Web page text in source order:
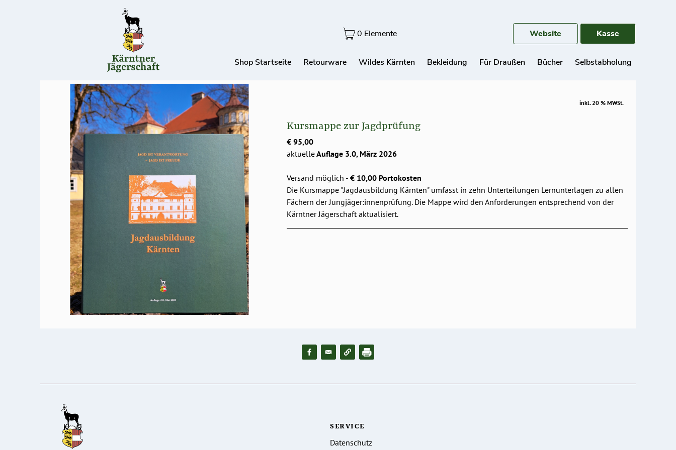
0 Elemente Website Kasse
Shop Startseite Retourware Wildes Kärnten Bekleidung Für Draußen Bücher Selbstabholung
inkl. 20 % MWSt.
Kursmappe zur Jagdprüfung
€ 95,00
aktuelleAuflage 3.0, März 2026
Versand möglich - € 10,00 Portokosten
Die Kursmappe "Jagdausbildung Kärnten" umfasst in zehn Unterteilungen Lernunterlagen zu allen
Fächern der Jungjäger:innenprüfung. Die Mappe wird den Anforderungen entsprechend von der
Kärntner Jägerschaft aktualisiert.
SERVICE
Datenschutz